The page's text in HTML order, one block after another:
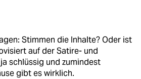
Stimmen die Inhalte? Oder ist
auf der Satire- und
schlüssig und zumindest
gibt es wirklich.